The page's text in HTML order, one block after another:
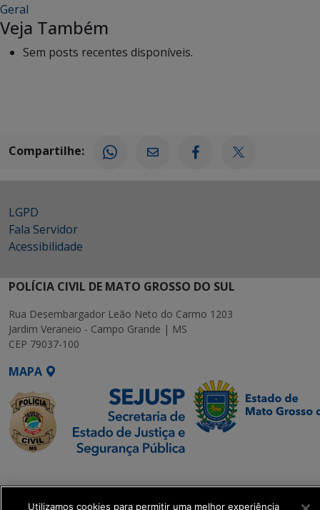
Geral
Veja Também
Sem posts recentes disponíveis.
Compartilhe:
LGPD
Fala Servidor
Acessibilidade
POLÍCIA CIVIL DE MATO GROSSO DO SUL
Rua Desembargador Leão Neto do Carmo 1203
Jardim Veraneio - Campo Grande | MS
CEP 79037-100
MAPA
Executiva de
Utilizamos cookies para permitir uma melhor experiência